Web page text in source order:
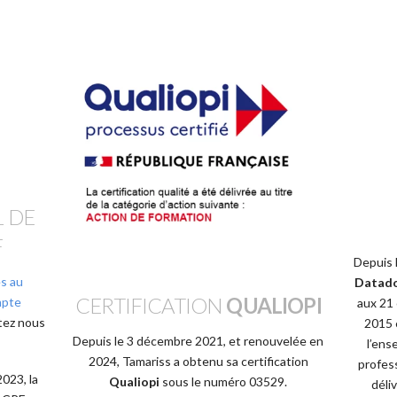
DE
au
nous
la
CERTIFICATION QUALIOPI
Depuis le 3 décembre 2021, et renouvelée en
2024, Tamariss a obtenu sa certification
Qualiopi sous le numéro 03529.
Depuis
aux
2015